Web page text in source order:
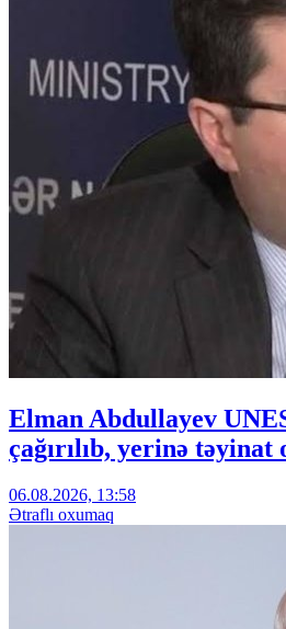
Elman Abdullayev
çağırılıb, yerinə təyinat
06.08.2026, 13:58
Ətraflı oxumaq